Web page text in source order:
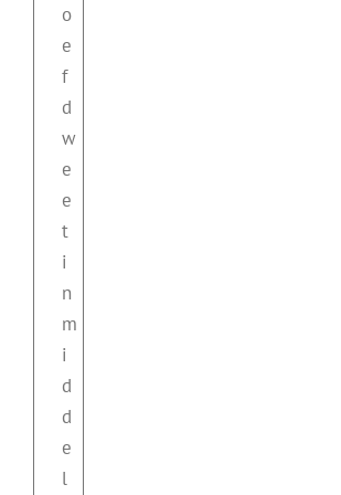
o
e
f
d
w
e
e
t
i
n
m
i
d
d
e
l